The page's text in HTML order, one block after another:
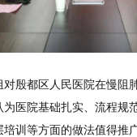
殷都区人民医院在慢阻
医院基础扎实、流程规
训等方面的做法值得推